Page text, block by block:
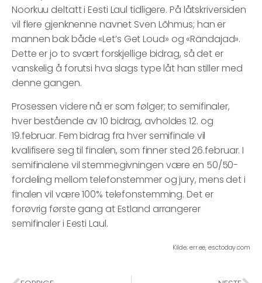
Noorkuu deltatt i Eesti Laul tidligere. På låtskriversiden
vil flere gjenknenne navnet Sven Lõhmus; han er
mannen bak både «Let’s Get Loud» og «Rändajad».
Dette er jo to svært forskjellige bidrag, så det er
vanskelig å forutsi hva slags type låt han stiller med
denne gangen.
Prosessen videre nå er som følger; to semifinaler,
hver bestående av 10 bidrag, avholdes 12. og
19.februar. Fem bidrag fra hver semifinale vil
kvalifisere seg til finalen, som finner sted 26.februar. I
semifinalene vil stemmegivningen være en 50/50-
fordeling mellom telefonstemmer og jury, mens det i
finalen vil være 100% telefonstemming. Det er
forøvrig første gang at Estland arrangerer
semifinaler i Eesti Laul.
Kilde; err.ee, esctoday.com